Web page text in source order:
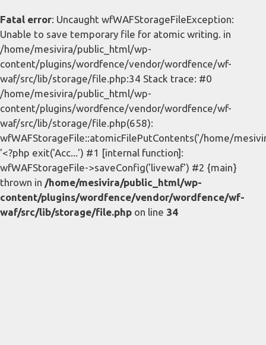
Fatal error: Uncaught wfWAFStorageFileException:
Unable to save temporary file for atomic writing. in
/home/mesivira/public_html/wp-
content/plugins/wordfence/vendor/wordfence/wf-
waf/src/lib/storage/file.php:34 Stack trace: #0
/home/mesivira/public_html/wp-
content/plugins/wordfence/vendor/wordfence/wf-
waf/src/lib/storage/file.php(658):
wfWAFStorageFile::atomicFilePutContents('/home/
'<?php exit('Acc...') #1 [internal function]:
wfWAFStorageFile->saveConfig('livewaf') #2 {main}
thrown in /home/mesivira/public_html/wp-
content/plugins/wordfence/vendor/wordfence/wf-
waf/src/lib/storage/file.php on line 34